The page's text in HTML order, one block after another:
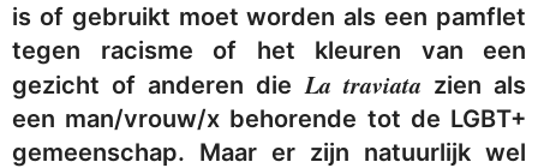
is of gebruikt moet worden als een pamflet
tegen racisme of het kleuren van een
gezicht of anderen die La traviata zien als
een man/vrouw/x behorende tot de LGBT+
gemeenschap. Maar er zijn natuurlijk wel